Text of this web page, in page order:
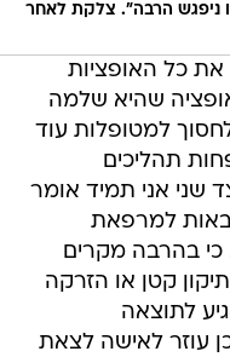
ניפגש הרבה". צלקת לאחר
את כל האופציות
שהיא שלמה
למטופלות עוד
תהליכים
שני אני תמיד אומר
למרפאת
כי בהרבה מקרים
קטן או הזרקה
לתוצאה
עוזר לאישה לצאת